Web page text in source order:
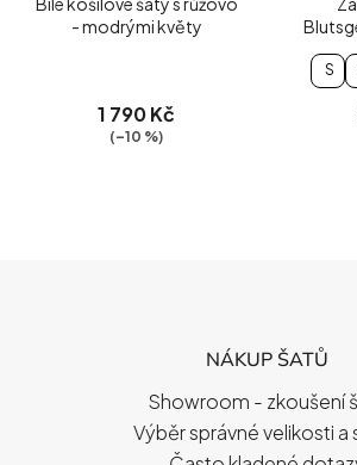
- modrými květy
1 790 Kč
(–10 %)
S
NÁKUP ŠATŮ
Showroom - zkoušení
Výběr správné velikosti a